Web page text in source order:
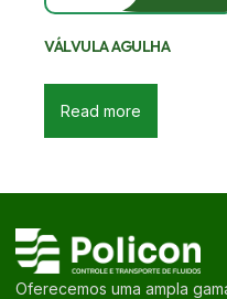
VÁLVULA AGULHA
Read more
Oferecemos uma ampla